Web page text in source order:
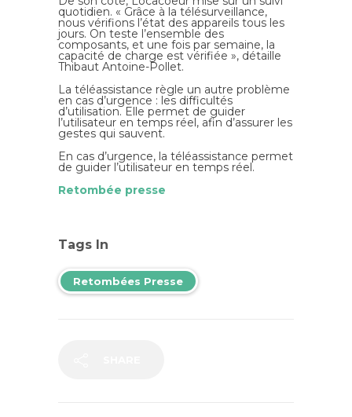
quotidien. « Grâce à la télésurveillance,
nous vérifions l’état des appareils tous les
jours. On teste l’ensemble des
composants, et une fois par semaine, la
capacité de charge est vérifiée », détaille
Thibaut Antoine-Pollet.
La téléassistance règle un autre problème
en cas d’urgence : les difficultés
d’utilisation. Elle permet de guider
l’utilisateur en temps réel, afin d’assurer les
gestes qui sauvent.
En cas d’urgence, la téléassistance permet
de guider l’utilisateur en temps réel.
Retombée presse
Tags In
Retombées Presse